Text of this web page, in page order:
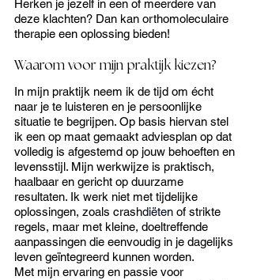
Herken je jezelf in een of meerdere van
deze klachten? Dan kan orthomoleculaire
therapie een oplossing bieden!
Waarom voor mijn praktijk kiezen?
In mijn praktijk neem ik de tijd om écht
naar je te luisteren en je persoonlijke
situatie te begrijpen. Op basis hiervan stel
ik een op maat gemaakt adviesplan op dat
volledig is afgestemd op jouw behoeften en
levensstijl. Mijn werkwijze is praktisch,
haalbaar en gericht op duurzame
resultaten. Ik werk niet met tijdelijke
oplossingen, zoals crashdiëten of strikte
regels, maar met kleine, doeltreffende
aanpassingen die eenvoudig in je dagelijks
leven geïntegreerd kunnen worden.
Met mijn ervaring en passie voor